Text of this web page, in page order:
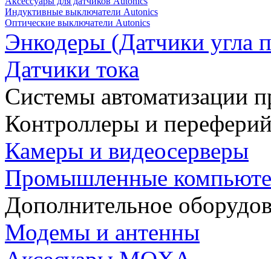
Индуктивные выключатели Autonics
Оптические выключатели Autonics
Энкодеры (Датчики угла
Датчики тока
Системы автоматизации
Контроллеры и
Камеры и видеосерверы
Промышленные
Дополнительное
Модемы и антенны